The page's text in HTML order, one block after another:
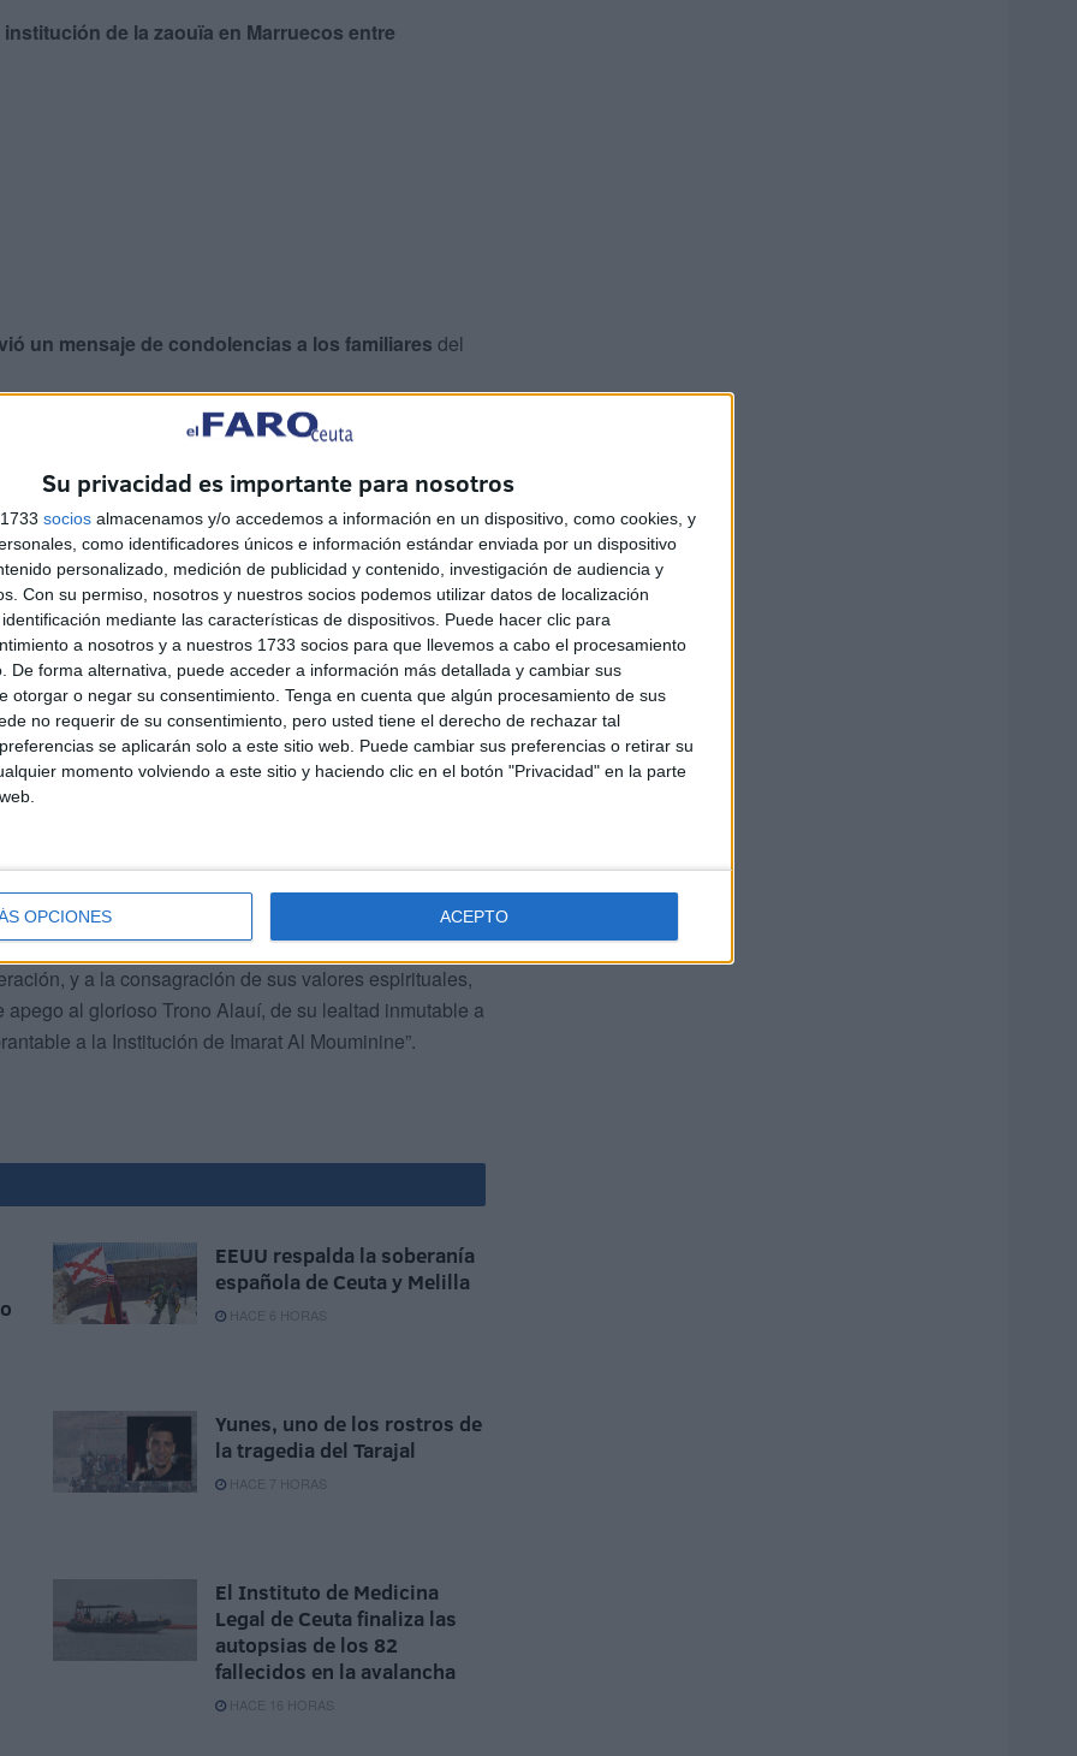
Su privacidad es importante para nosotros
socios almacenamos y/o accedemos a información en un dispositivo, como cookies, y
como identificadores únicos e información estándar enviada por un dispositivo
personalizado, medición de publicidad y contenido, investigación de audiencia y
Con su permiso, nosotros y nuestros socios podemos utilizar datos de localización
mediante las características de dispositivos. Puede hacer clic para
a nosotros y a nuestros 1733 socios para que llevemos a cabo el procesamiento
De forma alternativa, puede acceder a información más detallada y cambiar sus
otorgar o negar su consentimiento. Tenga en cuenta que algún procesamiento de sus
no requerir de su consentimiento, pero usted tiene el derecho de rechazar tal
se aplicarán solo a este sitio web. Puede cambiar sus preferencias o retirar su
momento volviendo a este sitio y haciendo clic en el botón "Privacidad" en la parte
OPCIONES ACEPTO
institución de la zaouïa en Marruecos entre
un mensaje de condolencias a los familiares del
aflicciónla triste noticia del fallecimiento.
del difunto y a los discípulos de la Tariqa Qadirya
“su más sentido pésame y su sincera compasión
e implora al Todopoderoso que les conceda
“dedicó su vida al servicio del Islam, a la
y a la consagración de sus valores espirituales,
al glorioso Trono Alauí, de su lealtad inmutable a
a la Institución de Imarat Al Mouminine”.
EEUU respalda la soberanía
española de Ceuta y Melilla
HACE 6 HORAS
Yunes, uno de los rostros de
la tragedia del Tarajal
HACE 7 HORAS
El Instituto de Medicina
Legal de Ceuta finaliza las
autopsias de los 82
fallecidos en la avalancha
HACE 16 HORAS